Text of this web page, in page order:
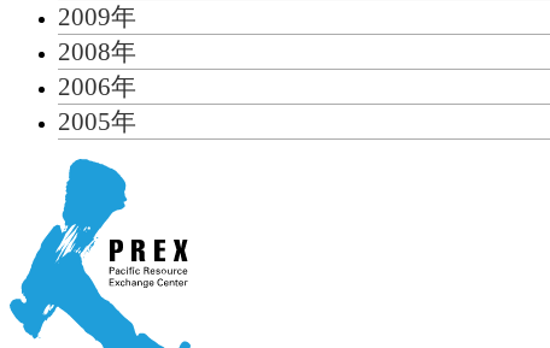
2009年
2008年
2006年
2005年